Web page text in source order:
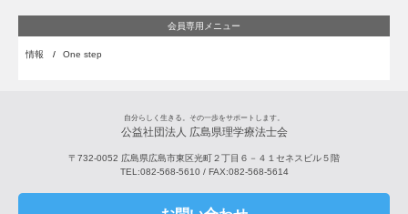
会員専用メニュー
情報 One step
自分らしく生きる。その一歩をサポートします。
公益社団法人 広島県理学療法士会
〒732-0052 広島県広島市東区光町２丁目６－４１セネスビル５階
TEL:082-568-5610/ FAX:082-568-5614